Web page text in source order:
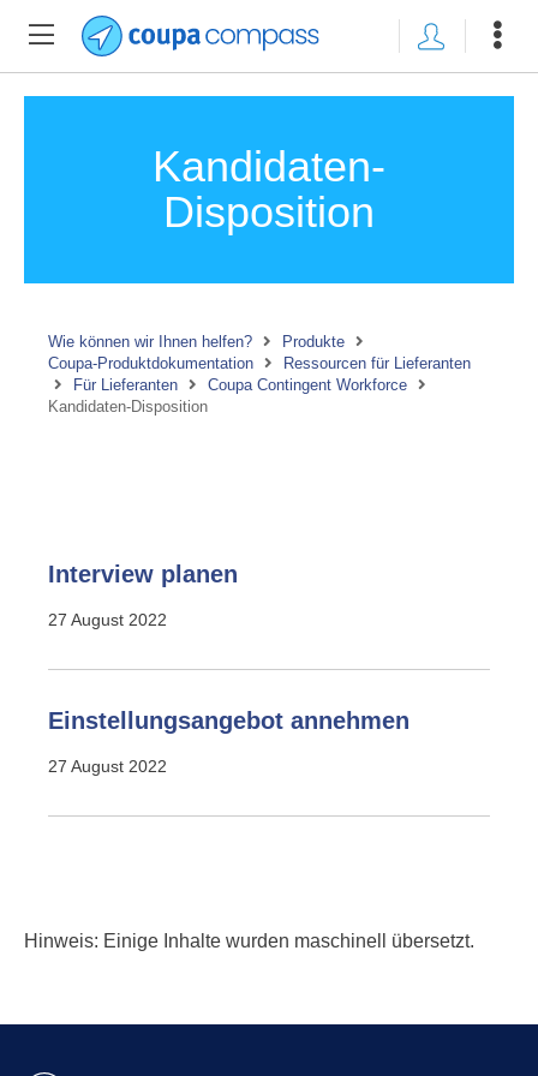
Kandidaten-
Disposition
Wie können wir Ihnen helfen?
Produkte
Coupa-Produktdokumentation
Ressourcen für Lieferanten
Für Lieferanten
Coupa Contingent Workforce
Kandidaten-Disposition
Interview planen
27 August 2022
Einstellungsangebot annehmen
27 August 2022
Hinweis: Einige Inhalte wurden maschinell übersetzt.